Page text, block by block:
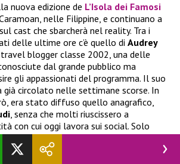
nuova edizione de L’Isola dei Famosi
nelle Filippine, e continuano a
cast che sbarcherà nel reality. Tra i
delle ultime ore c’è quello di Audrey
blogger classe 2002, una delle
dal grande pubblico ma
gli appassionati del programma. Il suo
già circolato nelle settimane scorse. In
era stato diffuso quello anagrafico,
, senza che molti riuscissero a
con cui oggi lavora sui social. Solo
emerso che si trattava proprio della
online comeAudrey Martin